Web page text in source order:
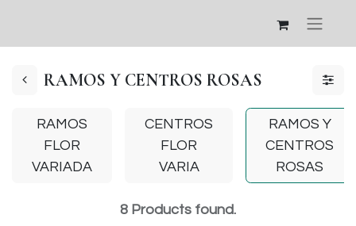
RAMOS Y CENTROS ROSAS
RAMOS
FLOR
VARIADA
CENTROS
FLOR
VARIA
RAMOS Y
CENTROS
ROSAS
8 Products found.